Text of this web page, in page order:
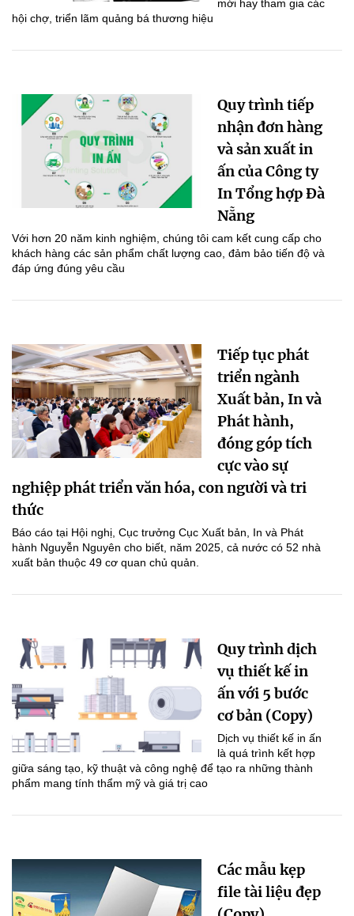
mới hay tham gia các
hội chợ, triển lãm quảng bá thương hiệu
Quy trình tiếp
nhận đơn hàng
và sản xuất in
ấn của Công ty
In Tổng hợp Đà
Nẵng
Với hơn 20 năm kinh nghiệm, chúng tôi cam kết cung cấp cho
khách hàng các sản phẩm chất lượng cao, đảm bảo tiến độ và
đáp ứng đúng yêu cầu
Tiếp tục phát
triển ngành
Xuất bản, In và
Phát hành,
đóng góp tích
cực vào sự
nghiệp phát triển văn hóa, con người và tri
thức
Báo cáo tại Hội nghị, Cục trưởng Cục Xuất bản, In và Phát
hành Nguyễn Nguyên cho biết, năm 2025, cả nước có 52 nhà
xuất bản thuộc 49 cơ quan chủ quản.
Quy trình dịch
vụ thiết kế in
ấn với 5 bước
cơ bản (Copy)
Dịch vụ thiết kế in ấn
là quá trình kết hợp
giữa sáng tạo, kỹ thuật và công nghệ để tạo ra những thành
phẩm mang tính thẩm mỹ và giá trị cao
Các mẫu kẹp
file tài liệu đẹp